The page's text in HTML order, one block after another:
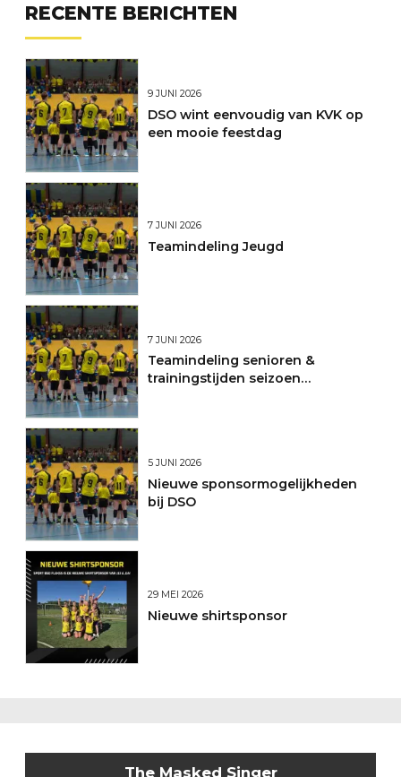
RECENTE BERICHTEN
9 JUNI 2026
DSO wint eenvoudig van KVK op
een mooie feestdag
7 JUNI 2026
Teamindeling Jeugd
7 JUNI 2026
Teamindeling senioren &
trainingstijden seizoen
5 JUNI 2026
Nieuwe sponsormogelijkheden
bij DSO
29 MEI 2026
Nieuwe shirtsponsor
The Masked Singer